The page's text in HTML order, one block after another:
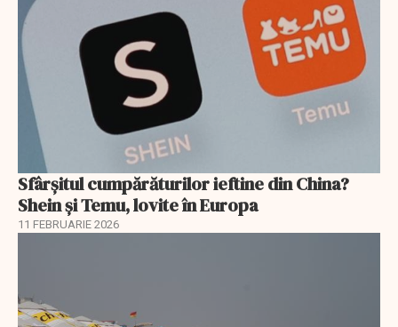
Sfârșitul cumpărăturilor ieftine din China?
Shein și Temu, lovite în Europa
11 FEBRUARIE 2026